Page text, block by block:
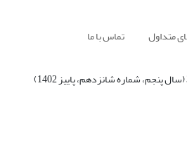
متداول تماس با ما